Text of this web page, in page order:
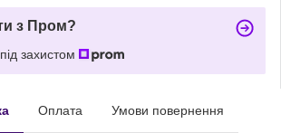
з Пром?
захистом
Оплата Умови повернення